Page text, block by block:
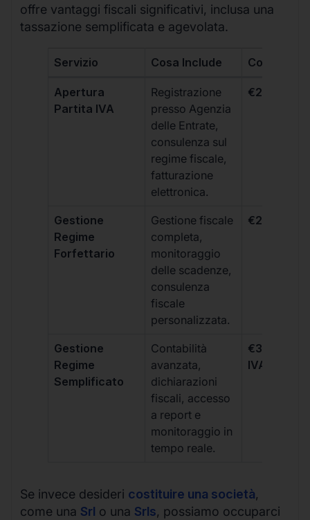
offre vantaggi fiscali significativi, inclusa una
tassazione semplificata e agevolata.
Servizio Cosa Include Costo
Apertura
Partita IVA
Registrazione
presso Agenzia
delle Entrate,
consulenza sul
regime fiscale,
fatturazione
elettronica.
€264 +
Gestione
Regime
Forfettario
Gestione fiscale
completa,
monitoraggio
delle scadenze,
consulenza
fiscale
personalizzata.
€264 +
Gestione
Regime
Semplificato
Contabilità
avanzata,
dichiarazioni
fiscali, accesso
a report e
monitoraggio in
tempo reale.
€333 +
IVA/
Se invece desideri costituire una società,
come una Srl o una Srls, possiamo occuparci